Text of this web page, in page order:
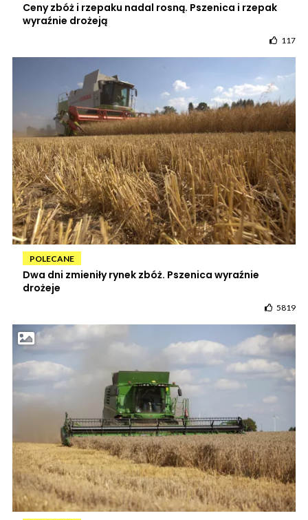
Ceny zbóż i rzepaku nadal rosną. Pszenica i rzepak
wyraźnie drożeją
117
POLECANE
Dwa dni zmieniły rynek zbóż. Pszenica wyraźnie
drożeje
5819